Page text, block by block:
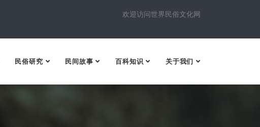
欢迎访问世界民俗文化网
民俗研究 民间故事 百科知识 关于我们